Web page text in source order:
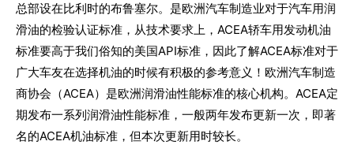
总部设在比利时的布鲁塞尔。是欧洲汽车制造业对于汽车用润
滑油的检验认证标准，从技术要求上，ACEA轿车用发动机油
标准要高于我们俗知的美国API标准，因此了解ACEA标准对于
广大车友在选择机油的时候有积极的参考意义！欧洲汽车制造
商协会（ACEA）是欧洲润滑油性能标准的核心机构。ACEA定
期发布一系列润滑油性能标准，一般两年发布更新一次，即著
名的ACEA机油标准，但本次更新用时较长。